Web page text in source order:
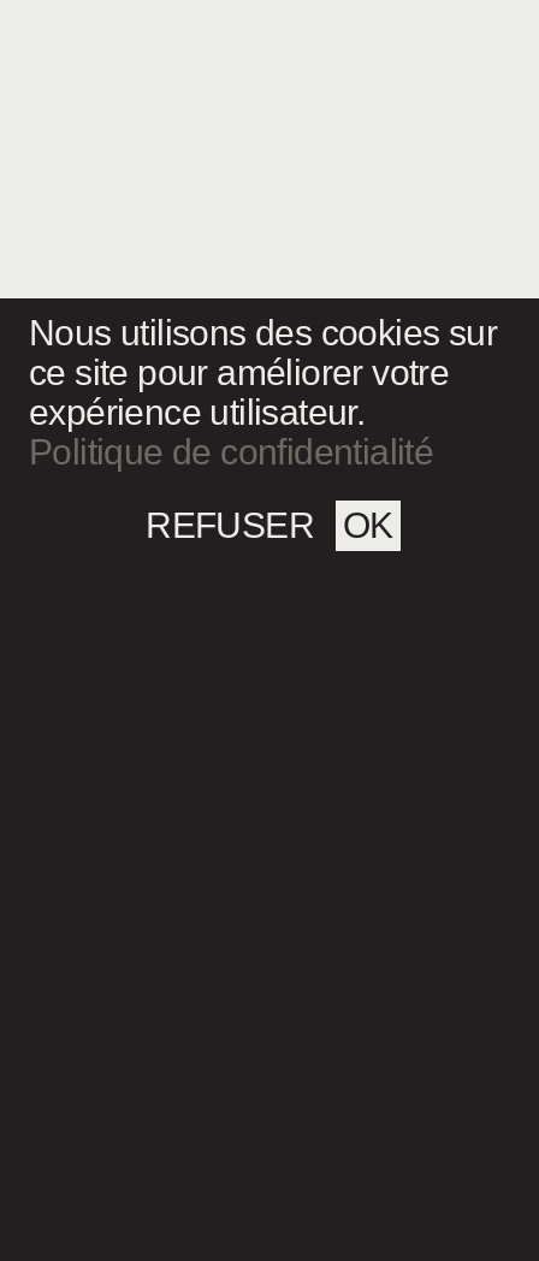
Nous utilisons des cookies sur
ce site pour améliorer votre
expérience utilisateur.
Politique de confidentialité
OK
REFUSER